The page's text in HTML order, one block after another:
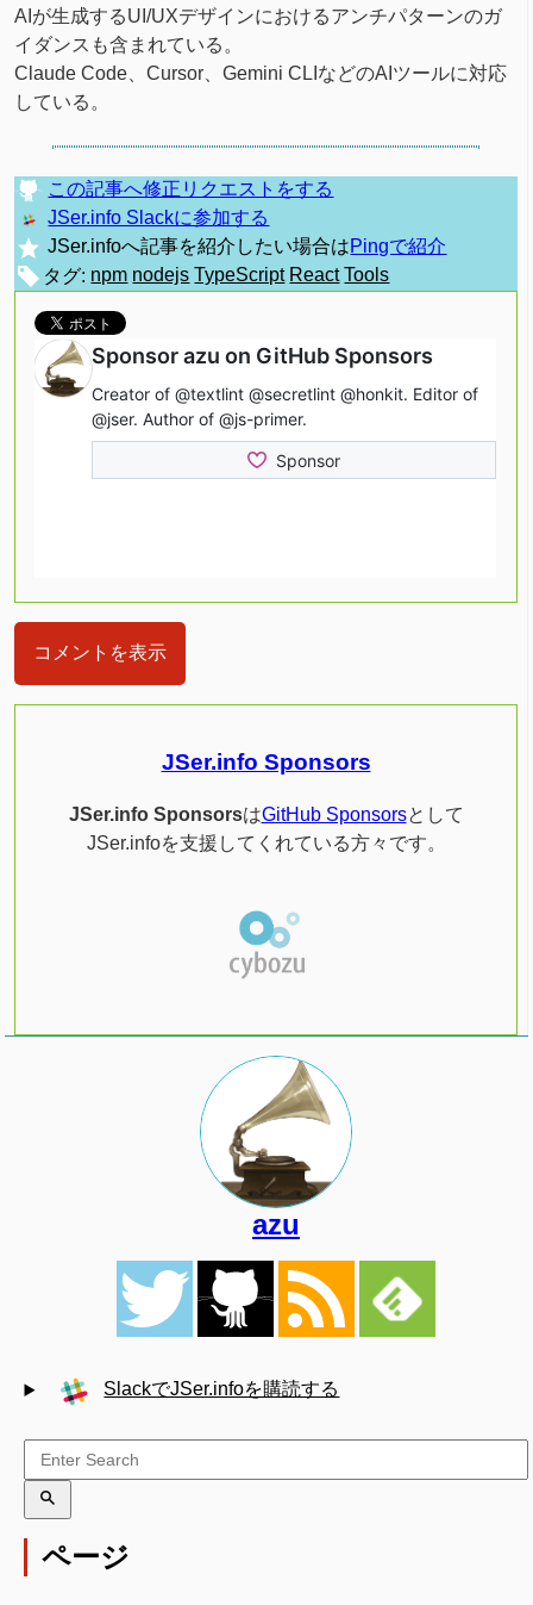
AIが生成するUI/UXデザインにおけるアンチパターンのガ
イダンスも含まれている。
Claude Code、Cursor、Gemini CLIなどのAIツールに対応
している。
この記事へ修正リクエストをする
JSer.info Slackに参加する
JSer.infoへ記事を紹介したい場合はPingで紹介
タグ: npm nodejs TypeScript React Tools
コメントを表示
JSer.info Sponsors
JSer.info SponsorsはGitHub Sponsorsとして
JSer.infoを支援してくれている方々です。
azu
SlackでJSer.infoを購読する
ページ